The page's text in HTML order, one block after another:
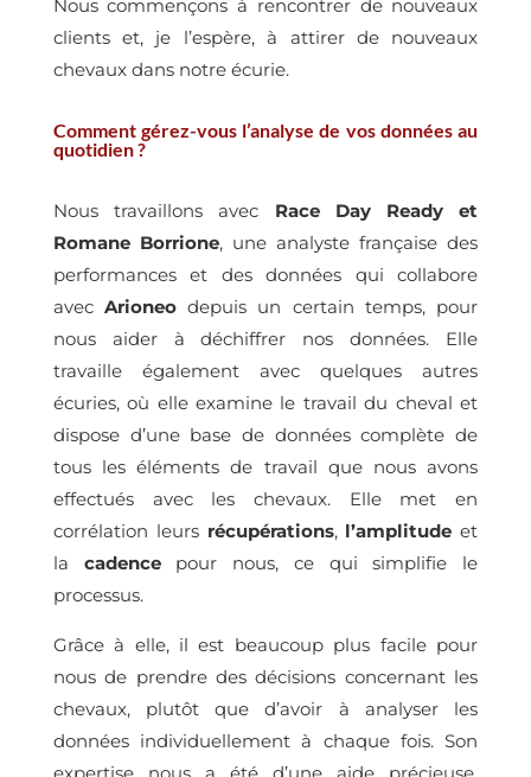
Nous commençons à rencontrer de nouveaux
clients et, je l’espère, à attirer de nouveaux
chevaux dans notre écurie.
Comment gérez-vous l’analyse de vos données au
quotidien ?
Nous travaillons avec Race Day Ready et
Romane Borrione, une analyste française des
performances et des données qui collabore
avecArioneo depuis un certain temps, pour
nous aider à déchiffrer nos données. Elle
travaille également avec quelques autres
écuries, où elle examine le travail du cheval et
dispose d’une base de données complète de
tous les éléments de travail que nous avons
effectués avec les chevaux. Elle met en
corrélation leurs récupérations, l’amplitude et
la cadencepour nous, ce qui simplifie le
processus.
Grâce à elle, il est beaucoup plus facile pour
nous de prendre des décisions concernant les
chevaux, plutôt que d’avoir à analyser les
données individuellement à chaque fois. Son